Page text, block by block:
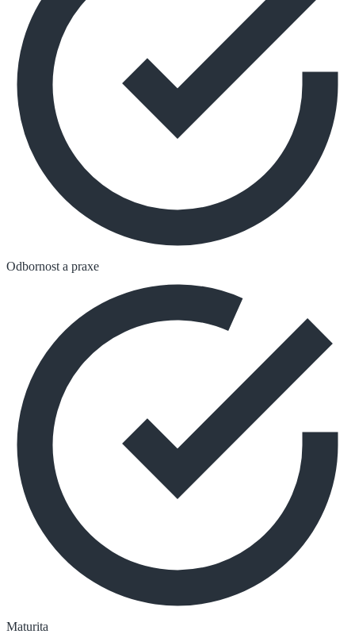
Odbornost a praxe
Maturita